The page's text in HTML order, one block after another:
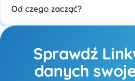
Od czego zacząć?
Sprawdź
danych